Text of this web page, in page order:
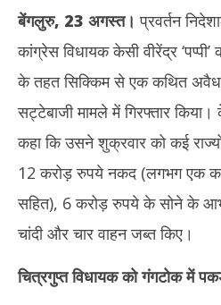
कर्नाटक : कांग्रेस विधायक केसी वीरेंद्र
करोड़ के आभूषण बरामद
August
2025
बेंगलुरु, 23 अगस्त। प्रवर्तन
कांग्रेस विधायक केसी वीरेंद्र
के तहत सिक्किम से एक कथित
सट्टेबाजी मामले में गिरफ्तार
कहा कि उसने शुक्रवार को कई
12 करोड़ रुपये नकद (लगभग एक
सहित), 6 करोड़ रुपये के सोने के
चांदी और चार वाहन जब्त किए।
चित्रगुप्त विधायक को गंगटोक में